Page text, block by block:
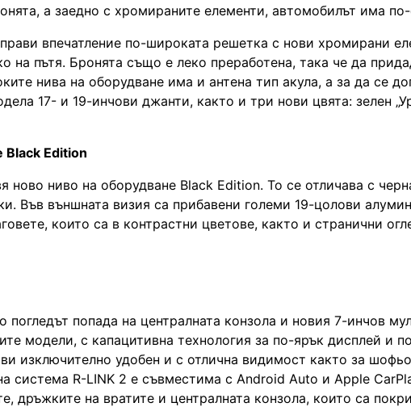
а заедно с хромираните елементи, автомобилът има
впечатление по-широката решетка с нови хромирани
на пътя. Бронята също е леко преработена, така че да
нива на оборудване има и антена тип акула, а за да се
17- и 19-инчови джанти, както и три нови цвята: зелен
Black Edition
ново ниво на оборудване Black Edition. То се отличава с
Във външната визия са прибавени големи 19-цолови
които са в контрастни цветове, както и странични
погледът попада на централната конзола и новия 7-инчов
модели, с капацитивна технология за по-ярък дисплей и
изключително удобен и с отлична видимост както за
система R-LINK 2 е съвместима с Android Auto и Apple
дръжките на вратите и централната конзола, които са